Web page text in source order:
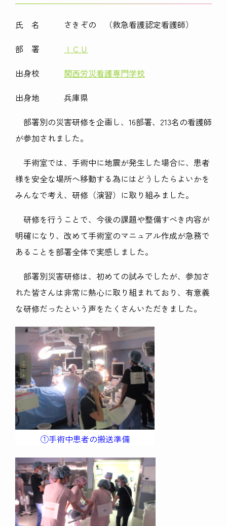
氏 名 さきぞの （救急看護認定看護師）
部 署
ＩＣＵ
出身校 関西労災看護専門学校
出身地 兵庫県
部署別の災害研修を企画し、16部署、213名の看護師
が参加されました。
手術室では、手術中に地震が発生した場合に、患者
様を安全な場所へ移動する為にはどうしたらよいかを
みんなで考え、研修（演習）に取り組みました。
研修を行うことで、今後の課題や整備すべき内容が
明確になり、改めて手術室のマニュアル作成が急務で
あることを部署全体で実感しました。
部署別災害研修は、初めての試みでしたが、参加さ
れた皆さんは非常に熱心に取り組まれており、有意義
な研修だったという声をたくさんいただきました。
①手術中患者の搬送準備